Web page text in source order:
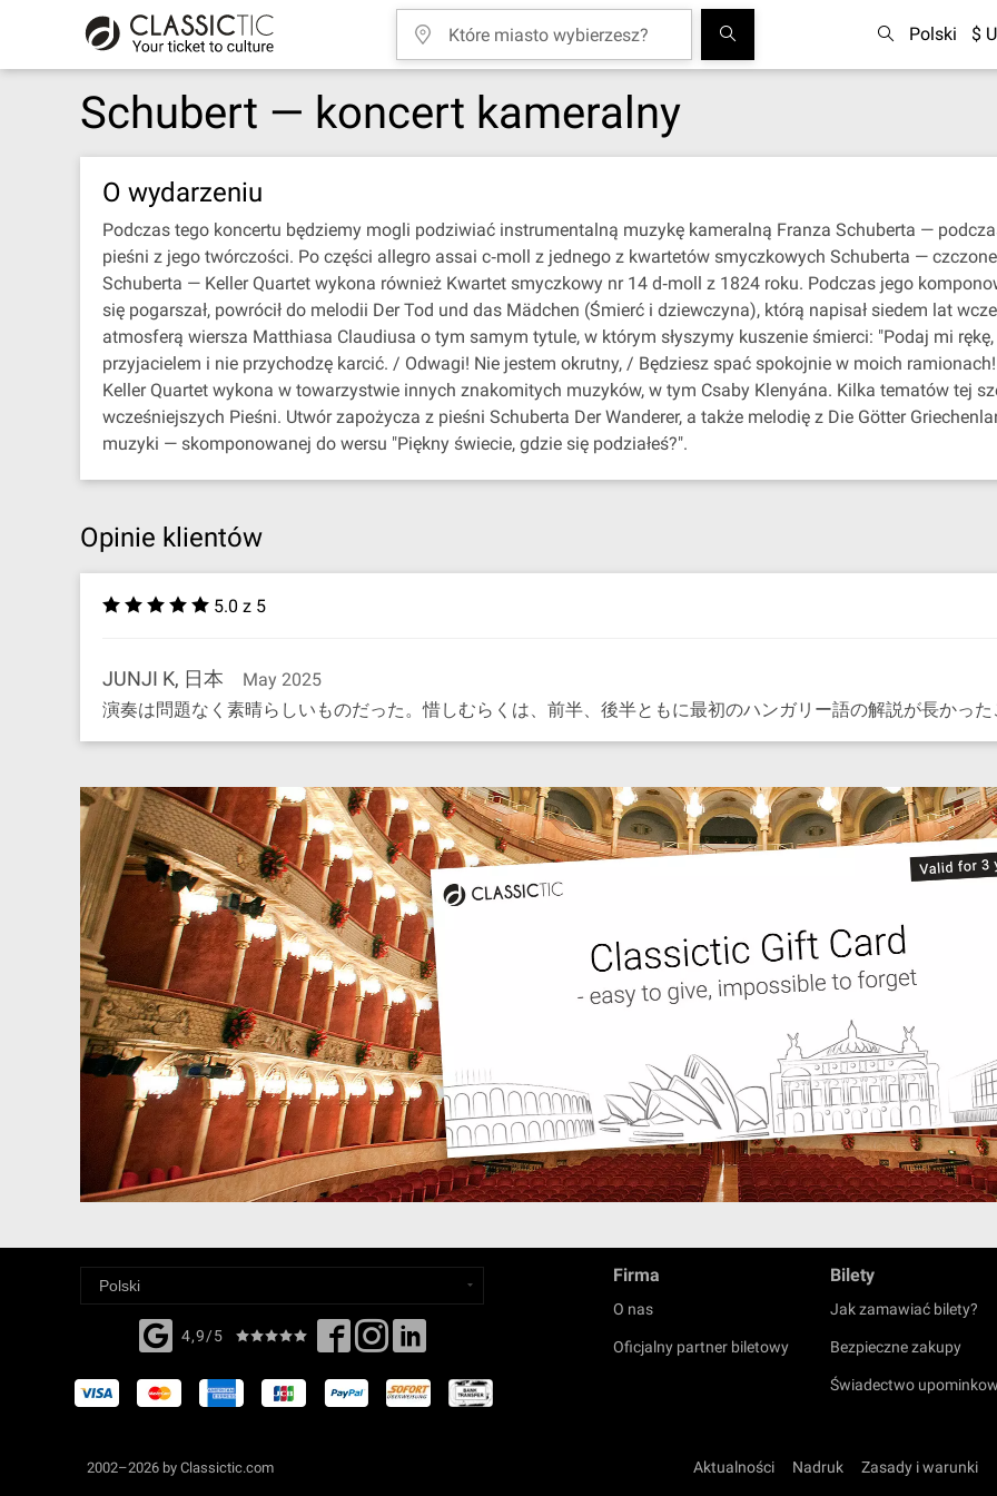
Polski $
Schubert — koncert kameralny
O wydarzeniu
Podczas tego koncertu będziemy mogli podziwiać instrumentalną muzykę kameralną Franza Schuberta —
pieśni z jego twórczości. Po części allegro assai c‐moll z jednego z kwartetów smyczkowych Schuberta —
Schuberta — Keller Quartet wykona również Kwartet smyczkowy nr 14 d‐moll z 1824 roku. Podczas jego
się pogarszał, powrócił do melodii Der Tod und das Mädchen (Śmierć i dziewczyna), którą napisał siedem lat
atmosferą wiersza Matthiasa Claudiusa o tym samym tytule, w którym słyszymy kuszenie śmierci: "Podaj mi
przyjacielem i nie przychodzę karcić. / Odwagi! Nie jestem okrutny, / Będziesz spać spokojnie w moich
Keller Quartet wykona w towarzystwie innych znakomitych muzyków, w tym Csaby Klenyána. Kilka tematów tej
wcześniejszych Pieśni. Utwór zapożycza z pieśni Schuberta Der Wanderer, a także melodię z Die Götter
muzyki — skomponowanej do wersu "Piękny świecie, gdzie się podziałeś?".
Opinie klientów
5.0 z 5
JUNJI K, 日本
May 2025
演奏は問題なく素晴らしいものだった。惜しむらくは、前半、後半ともに最初のハンガリー語の解説が長かった
4,9/5
Firma
O nas
Oficjalny partner biletowy
Bilety
Jak zamawiać bilety?
Bezpieczne zakupy
Świadectwo
Aktualności Nadruk Zasady i warunki
2002–2026 by Classictic.com